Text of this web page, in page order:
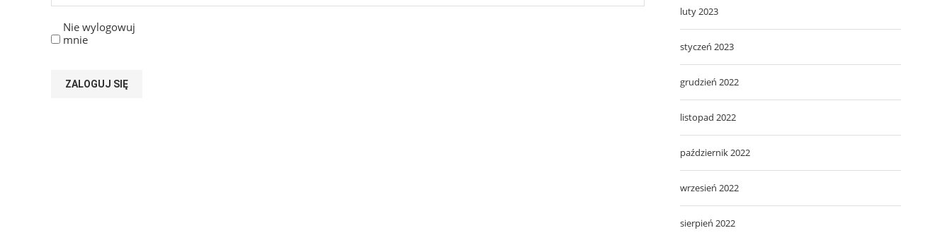
Nie wylogowuj
mnie
ZALOGUJ SIĘ
luty 2023
styczeń 2023
grudzień 2022
listopad 2022
październik 2022
wrzesień 2022
sierpień 2022